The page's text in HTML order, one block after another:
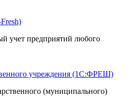
учет предприятий любого
учреждения (1С:ФРЕШ)
(муниципального)